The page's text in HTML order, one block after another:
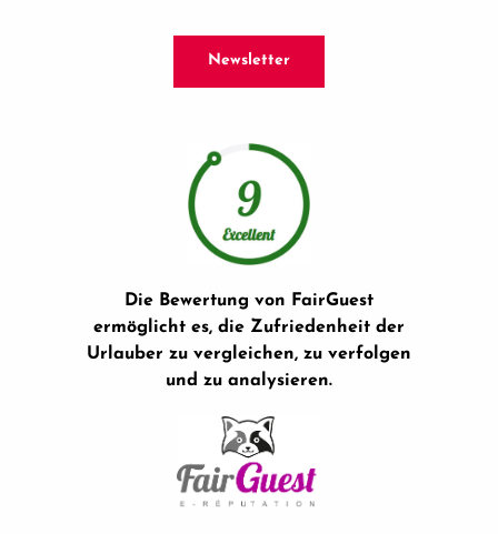
Newsletter
Die Bewertung von FairGuest
ermöglicht es, die Zufriedenheit der
Urlauber zu vergleichen, zu verfolgen
und zu analysieren.